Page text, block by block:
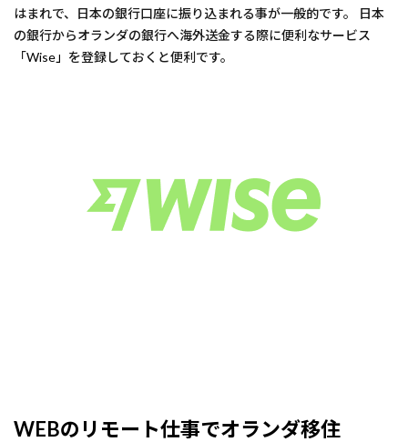
はまれで、日本の銀行口座に振り込まれる事が一般的です。 日本
の銀行からオランダの銀行へ海外送金する際に便利なサービス
「Wise」 を登録しておくと便利です。
WEBのリモート仕事でオランダ移住